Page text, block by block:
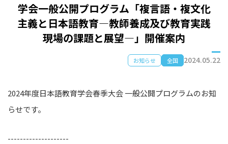
学会一般公開プログラム「複言語・複文化
主義と日本語教育―教師養成及び教育実践
現場の課題と展望―」開催案内
お知らせ 全国 2024.05.22
2024年度⽇本語教育学会春季⼤会 ⼀般公開プログラムのお知
らせです。
--------------------